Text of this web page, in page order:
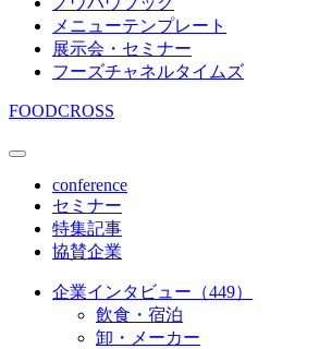
メニューテンプレート
展示会・セミナー
フーズチャネルタイムズ
FOODCROSS
conference
セミナー
特集記事
協賛企業
企業インタビュー（449）
飲食・宿泊
卸・メーカー